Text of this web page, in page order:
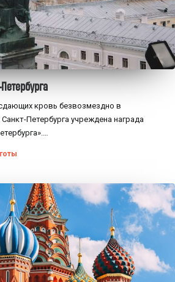
кровь безвозмездно в
Петербурга учреждена награда